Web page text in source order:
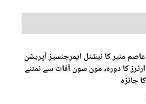
منیر کا نیشنل ایمرجنسیز آپریشن
کا دورہ، مون سون آفات سے نمٹنے
جائزہ